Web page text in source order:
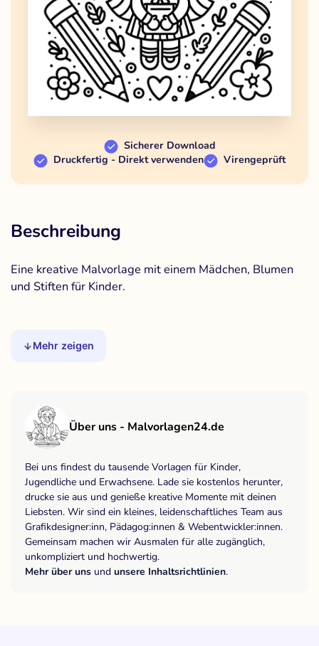
Sicherer Download
Druckfertig - Direkt verwenden
Virengeprüft
Beschreibung
Eine kreative Malvorlage mit einem Mädchen, Blumen
und Stiften für Kinder.
Mehr zeigen
Über uns - Malvorlagen24.de
Bei uns findest du tausende Vorlagen für Kinder,
Jugendliche und Erwachsene. Lade sie kostenlos herunter,
drucke sie aus und genieße kreative Momente mit deinen
Liebsten. Wir sind ein kleines, leidenschaftliches Team aus
Grafikdesigner:inn, Pädagog:innen & Webentwickler:innen.
Gemeinsam machen wir Ausmalen für alle zugänglich,
unkompliziert und hochwertig.
Mehr über uns und unsere Inhaltsrichtlinien.